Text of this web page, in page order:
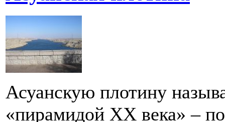
Асуанскую плотину
«пирамидой XX века» –